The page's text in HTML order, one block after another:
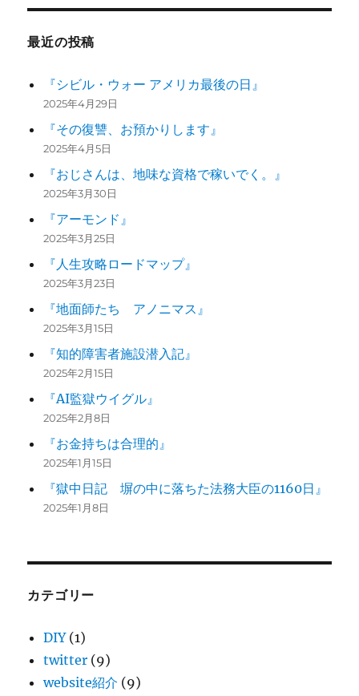
最近の投稿
『シビル・ウォー アメリカ最後の日』
2025年4月29日
『その復讐、お預かりします』
2025年4月5日
『おじさんは、地味な資格で稼いでく。』
2025年3月30日
『アーモンド』
2025年3月25日
『人生攻略ロードマップ』
2025年3月23日
『地面師たち アノニマス』
2025年3月15日
『知的障害者施設潜入記』
2025年2月15日
『AI監獄ウイグル』
2025年2月8日
『お金持ちは合理的』
2025年1月15日
『獄中日記 塀の中に落ちた法務大臣の1160日』
2025年1月8日
カテゴリー
DIY(1)
twitter (9)
website紹介 (9)